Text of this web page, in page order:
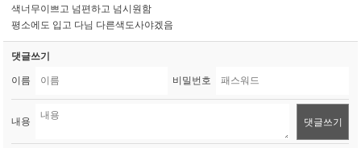
색너무이쁘고 넘편하고 넘시원함
평소에도 입고 다님 다른색도사야겠음
댓글쓰기
이름 비밀번호
내용 댓글쓰기